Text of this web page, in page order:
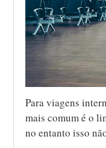
Para viagens
mais comum é o
no entanto isso